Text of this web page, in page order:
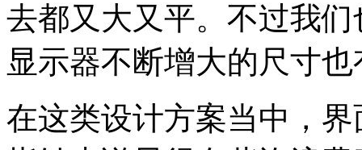
去都又大又平。不过我
显示器不断增大的尺寸
在这类设计方案当中，